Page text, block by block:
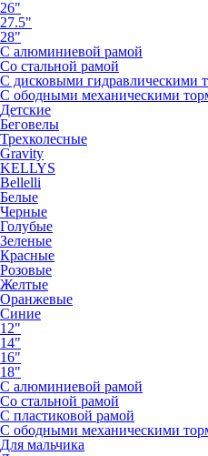
26"
27.5"
28"
С алюминиевой рамой
Со стальной рамой
С дисковыми гидравлическими
С ободными механическими
Детские
Беговелы
Трехколесные
Gravity
KELLYS
Bellelli
Белые
Черные
Голубые
Зеленые
Красные
Розовые
Желтые
Оранжевые
Синие
12"
14"
16"
18"
С алюминиевой рамой
Со стальной рамой
С пластиковой рамой
С ободными механическими
Для мальчика